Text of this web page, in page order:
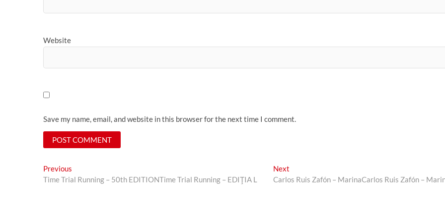
Website
Save my name, email, and website in this browser for the next time I comment.
Post
navigation
Previous
post:
Time Trial Running – 50th EDITIONTime Trial Running – EDIŢIA L
Next
post:
Carlos Ruis Zafón – MarinaCarlos Ruis Zafón –